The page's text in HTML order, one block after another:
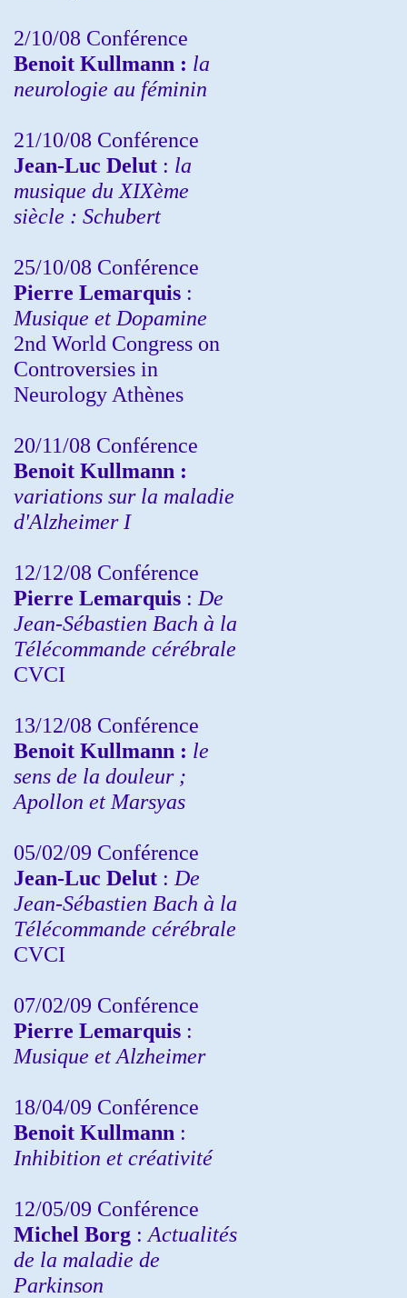
2/10/08 Conférence
Benoit Kullmann : la
neurologie au féminin
21/10/08 Conférence
Jean-Luc Delut : la
musique du XIXème
siècle : Schubert
25/10/08 Conférence
Pierre Lemarquis :
Musique et Dopamine
2nd World Congress on
Controversies in
Neurology Athènes
20/11/08 Conférence
Benoit Kullmann :
variations sur la maladie
d'Alzheimer I
12/12/08 Conférence
Pierre Lemarquis : De
Jean-Sébastien Bach à la
Télécommande cérébrale
CVCI
13/12/08 Conférence
Benoit Kullmann : le
sens de la douleur ;
Apollon et Marsyas
05/02/09 Conférence
Jean-Luc Delut : De
Jean-Sébastien Bach à la
Télécommande cérébrale
CVCI
07/02/09 Conférence
Pierre Lemarquis :
Musique et Alzheimer
18/04/09 Conférence
Benoit Kullmann :
Inhibition et créativité
12/05/09 Conférence
Michel Borg : Actualités
de la maladie de
Parkinson